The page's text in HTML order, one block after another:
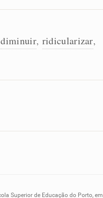
diminuir, ridicularizar,
Superior de Educação do Porto, em